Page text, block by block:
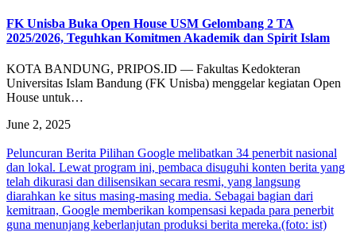
FK Unisba Buka Open House USM Gelombang 2 TA
2025/2026, Teguhkan Komitmen Akademik dan Spirit Islam
KOTA BANDUNG, PRIPOS.ID — Fakultas Kedokteran
Universitas Islam Bandung (FK Unisba) menggelar kegiatan Open
House untuk…
June 2, 2025
Peluncuran Berita Pilihan Google melibatkan 34 penerbit nasional
dan lokal. Lewat program ini, pembaca disuguhi konten berita yang
telah dikurasi dan dilisensikan secara resmi, yang langsung
diarahkan ke situs masing-masing media. Sebagai bagian dari
kemitraan, Google memberikan kompensasi kepada para penerbit
guna menunjang keberlanjutan produksi berita mereka.(foto: ist)